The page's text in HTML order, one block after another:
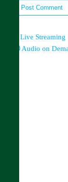
Live Streaming
Audio on